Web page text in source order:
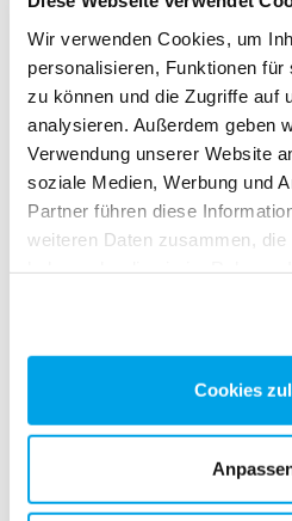
Wir verwenden Cookies, um
personalisieren, Funktionen
zu können und die Zugriffe auf
analysieren. Außerdem geben
Verwendung unserer Website
soziale Medien, Werbung und
Partner führen diese
weiteren Daten zusammen,
Cookies
autarkes Fahrzeugsystem
Sicherheitsanforderungen im
Gemeinsam mit dem
wir eine Attraktion
Technik und Erlebniswelt
Besucher:innen bestimmt
UNSER WERK:
Komplette Konzeption und
Entwicklung und Bau der
Fahrzeuge